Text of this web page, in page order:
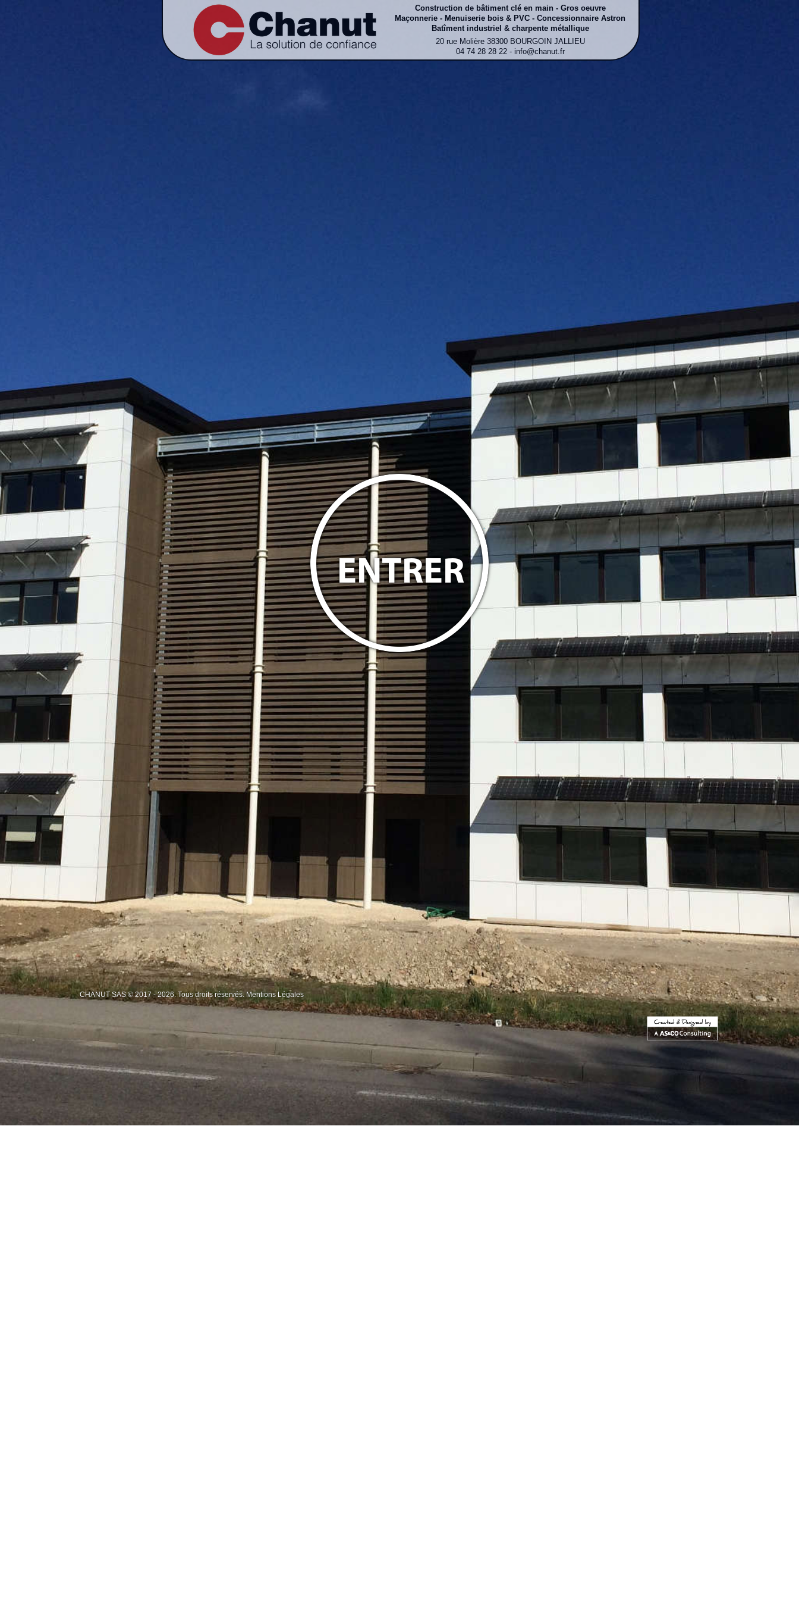
Construction de bâtiment clé en main - Gros oeuvre
Maçonnerie - Menuiserie bois & PVC - Concessionnaire Astron
Batîment industriel & charpente métallique
20 rue Molière 38300 BOURGOIN JALLIEU
04 74 28 28 22 - info@chanut.fr
CHANUT SAS © 2017 - 2026. Tous droits réservés.Mentions Légales